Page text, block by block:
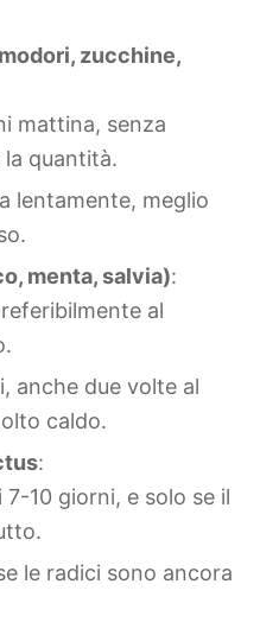
zucchine,
mattina, senza
la quantità.
lentamente, meglio
menta, salvia):
al
anche due volte al
caldo.
:
10 giorni, e solo se il
le radici sono ancora